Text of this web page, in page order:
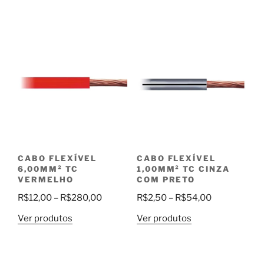
CABO FLEXÍVEL
6,00MM² TC
VERMELHO
R$12,00 – R$280,00Faixa
Ver produtos
CABO FLEXÍVEL
1,00MM² TC CINZA
COM PRETO
R$2,50 – R$54,00Faixa
Ver produtos